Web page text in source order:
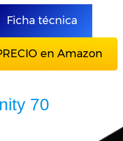
Ficha técnica
en Amazon
70